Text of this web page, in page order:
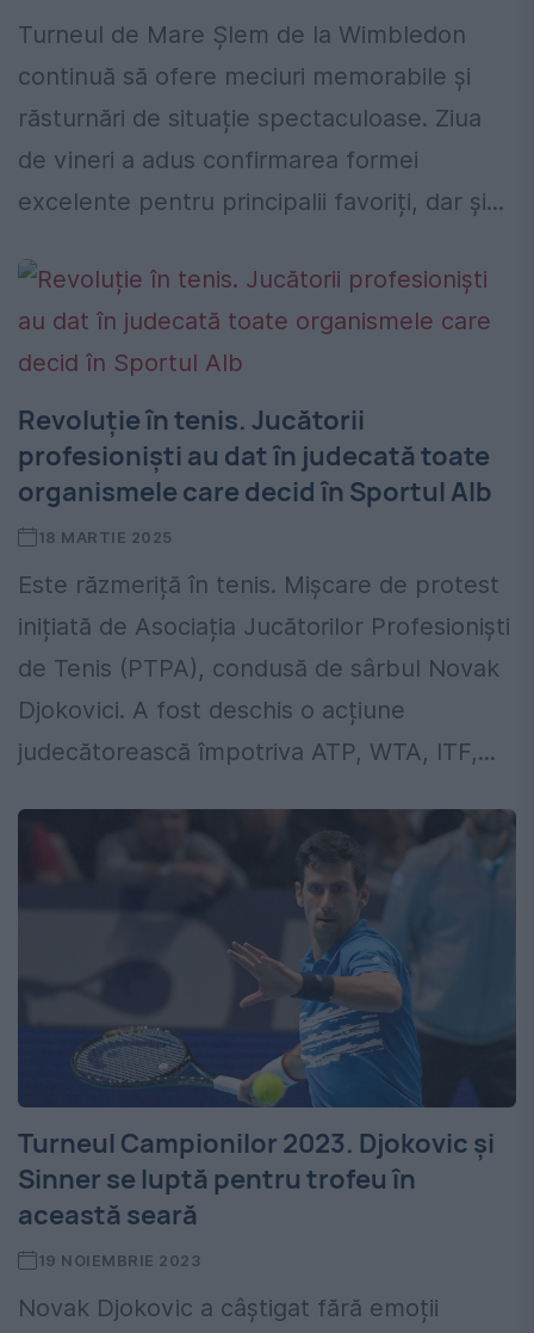
Turneul de Mare Șlem de la Wimbledon
continuă să ofere meciuri memorabile și
răsturnări de situație spectaculoase. Ziua
de vineri a adus confirmarea formei
excelente pentru principalii favoriți, dar și...
Revoluție în tenis. Jucătorii
profesioniști au dat în judecată toate
organismele care decid în Sportul Alb
18 MARTIE 2025
Este răzmeriță în tenis. Mișcare de protest
inițiată de Asociația Jucătorilor Profesioniști
de Tenis (PTPA), condusă de sârbul Novak
Djokovici. A fost deschis o acțiune
judecătorească împotriva ATP, WTA, ITF,...
Turneul Campionilor 2023. Djokovic și
Sinner se luptă pentru trofeu în
această seară
19 NOIEMBRIE 2023
Novak Djokovic a câștigat fără emoții